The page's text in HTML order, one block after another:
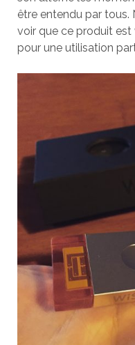
être entendu par tous.
voir que ce produit
pour une utilisation